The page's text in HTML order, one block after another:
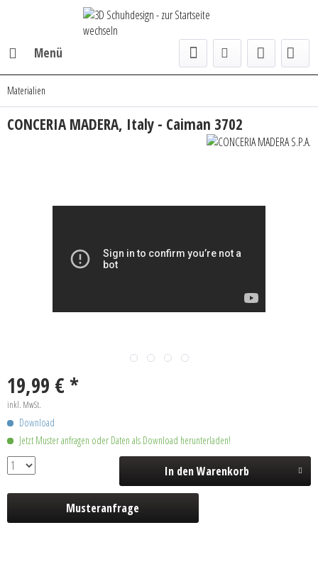
Menü
Materialien
CONCERIA MADERA, Italy - Caiman 3702
19,99 € *
inkl. MwSt.
Download
Jetzt Muster anfragen oder Daten als Download herunterladen!
In denWarenkorb
Musteranfrage